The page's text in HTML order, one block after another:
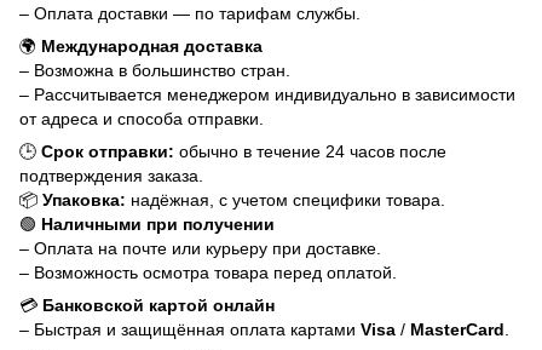
– Оплата доставки — по тарифам службы.
🌍 Международная доставка
– Возможна в большинство стран.
– Рассчитывается менеджером индивидуально в зависимости
от адреса и способа отправки.
🕒 Срок отправки: обычно в течение 24 часов после
подтверждения заказа.
📦 Упаковка: надёжная, с учетом специфики товара.
🟢 Наличными при получении
– Оплата на почте или курьеру при доставке.
– Возможность осмотра товара перед оплатой.
💳 Банковской картой онлайн
– Быстрая и защищённая оплата картами Visa / MasterCard